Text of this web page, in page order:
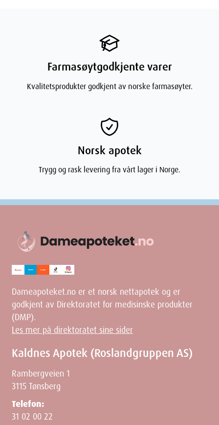
Depth 17
Farmasøytgodkjente varer
Kvalitetsprodukter godkjent av norske farmasøyter.
Norsk apotek
Trygg og rask levering fra vårt lager i Norge.
Dameapoteket.no er et norsk nettapotek og er
godkjent av Direktoratet for medisinske produkter
(DMP).
Les mer på direktoratet sine sider
Kaldnes Apotek (Roslandgruppen AS)
Rambergveien 1
3115 Tønsberg
Telefon:
31 02 00 22